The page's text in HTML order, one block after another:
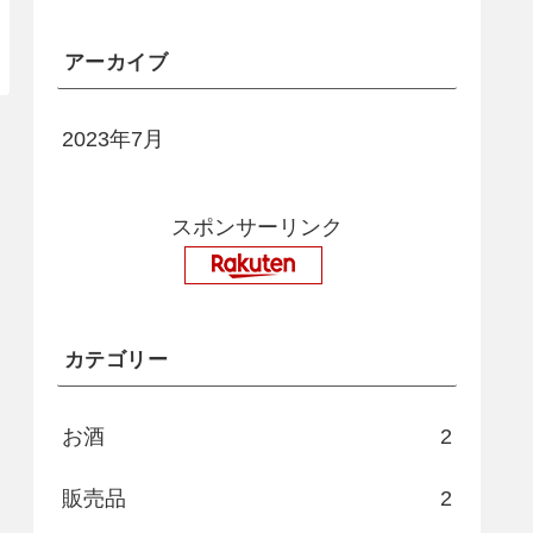
アーカイブ
2023年7月
スポンサーリンク
カテゴリー
お酒 2
販売品 2